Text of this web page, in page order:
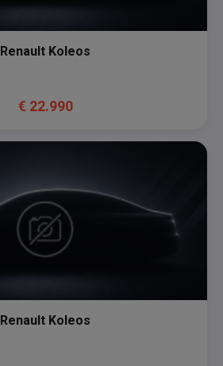
Renault Koleos
€ 22.990
Renault Koleos